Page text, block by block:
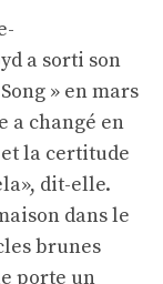
a sorti son
» en mars
a changé en
la certitude
dit-elle.
dans le
brunes
porte un